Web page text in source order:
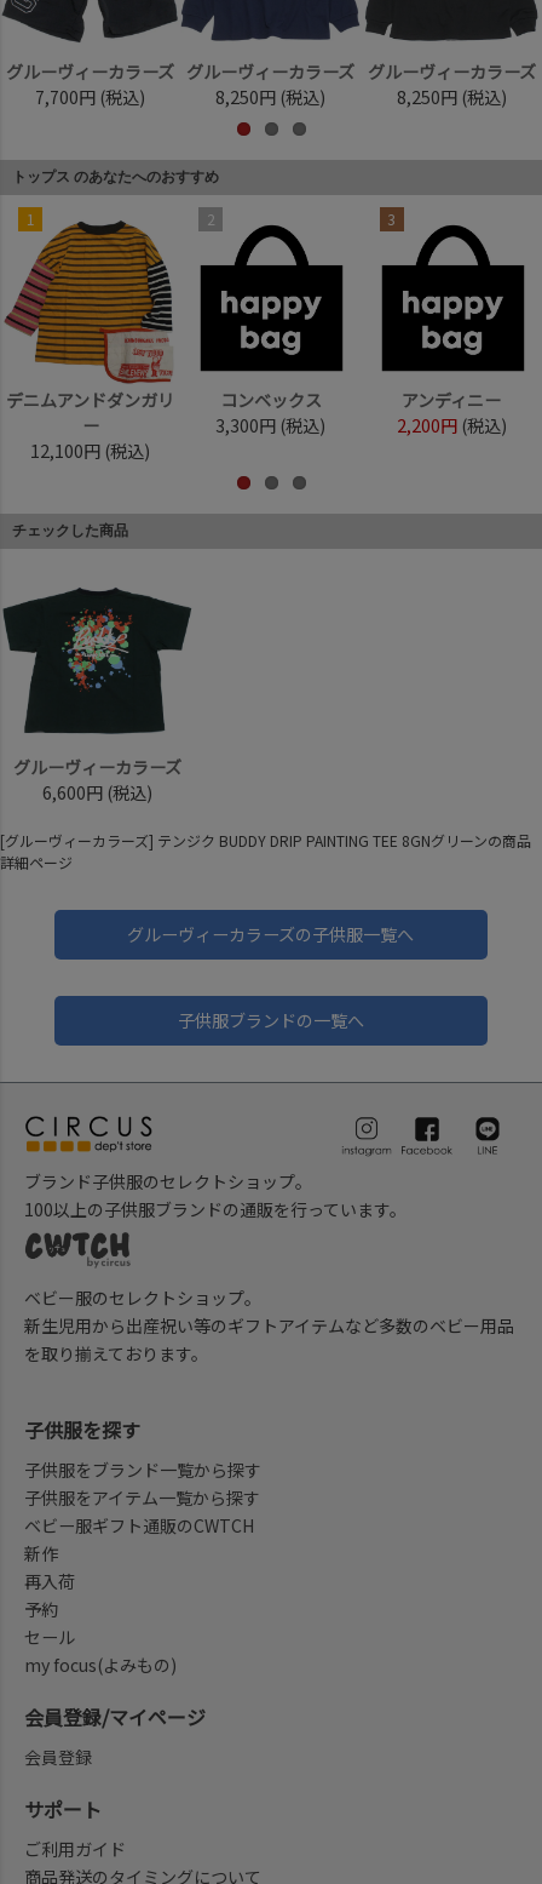
グルーヴィーカラーズ
7,700円 (税込)
グルーヴィーカラーズ
8,250円 (税込)
グルーヴィーカラーズ
8,250円 (税込)
トップス のあなたへのおすすめ
1
デニムアンドダンガリ
ー
12,100円 (税込)
2
コンベックス
3,300円 (税込)
3
アンディニー
2,200円 (税込)
チェックした商品
グルーヴィーカラーズ
6,600円 (税込)
[グルーヴィーカラーズ] テンジク BUDDY DRIP PAINTING TEE 8GNグリーンの商品
詳細ページ
グルーヴィーカラーズの子供服一覧へ
子供服ブランドの一覧へ
ブランド子供服のセレクトショップ。
100以上の子供服ブランドの通販を行っています。
ベビー服のセレクトショップ。
新生児用から出産祝い等のギフトアイテムなど多数のベビー用品
を取り揃えております。
子供服を探す
子供服をブランド一覧から探す
子供服をアイテム一覧から探す
ベビー服ギフト通販のCWTCH
新作
再入荷
予約
セール
my focus(よみもの)
会員登録/マイページ
会員登録
サポート
ご利用ガイド
商品発送のタイミングについて